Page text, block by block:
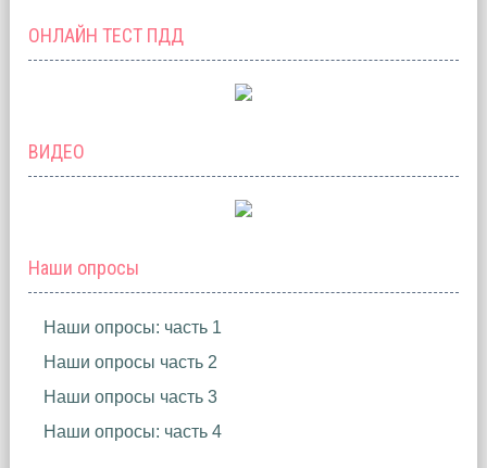
ОНЛАЙН ТЕСТ ПДД
ВИДЕО
Наши опросы
Наши опросы: часть 1
Наши опросы часть 2
Наши опросы часть 3
Наши опросы: часть 4